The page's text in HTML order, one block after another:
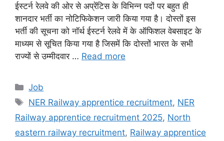
ईस्टर्न रेलवे की ओर से अप्रेंटिस के विभिन्न पदों पर बहुत ही
शानदार भर्ती का नोटिफिकेशन जारी किया गया है। दोस्तों इस
भर्ती की सूचना को नॉर्थ ईस्टर्न रेलवे में के ऑफिशल वेबसाइट के
माध्यम से सूचित किया गया है जिसमें कि दोस्तों भारत के सभी
राज्यों से उम्मीदवार … Read more
Categories
Job
Tags
NER Railway apprentice recruitment, NER
Railway apprentice recruitment 2025, North
eastern railway recruitment, Railway apprentice